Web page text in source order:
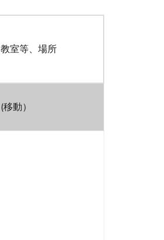
教室等、場所
(移動）